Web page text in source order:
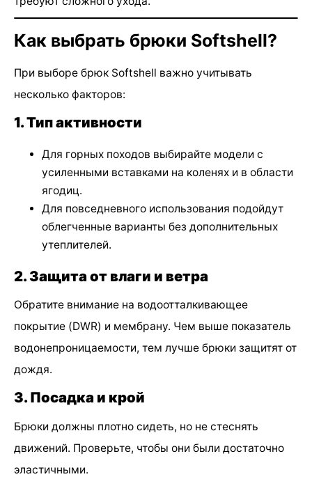
Как выбрать брюки Softshell?
При выборе брюк Softshell важно учитывать
несколько факторов:
1. Тип активности
Для горных походов выбирайте модели с
усиленными вставками на коленях и в области
ягодиц.
Для повседневного использования подойдут
облегченные варианты без дополнительных
утеплителей.
2. Защита от влаги и ветра
Обратите внимание на водоотталкивающее
покрытие (DWR) и мембрану. Чем выше показатель
водонепроницаемости, тем лучше брюки защитят от
дождя.
3. Посадка и крой
Брюки должны плотно сидеть, но не стеснять
движений. Проверьте, чтобы они были достаточно
эластичными.